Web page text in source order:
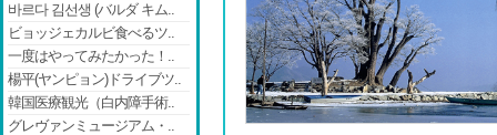
바르다 김선생 (バルダ キム..
ビョッジェカルビ食べるツ..
一度はやってみたかった！..
楊平(ヤンピョン)ドライブツ..
韓国医療観光（白内障手術..
グレヴァンミュージアム・..